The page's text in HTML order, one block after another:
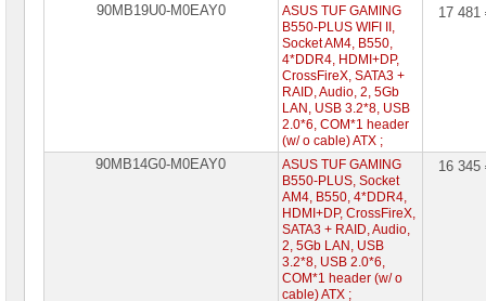
90MB19U0-M0EAY0
ASUS TUF GAMING
B550-PLUS WIFI II,
Socket AM4, B550,
4*DDR4, HDMI+DP,
CrossFireX, SATA3 +
RAID, Audio, 2, 5Gb
LAN, USB 3.2*8, USB
2.0*6, COM*1 header
(w/ o cable) ATX ;
17
90MB14G0-M0EAY0
ASUS TUF GAMING
B550-PLUS, Socket
AM4, B550, 4*DDR4,
HDMI+DP, CrossFireX,
SATA3 + RAID, Audio,
2, 5Gb LAN, USB
3.2*8, USB 2.0*6,
COM*1 header (w/ o
cable) ATX ;
16